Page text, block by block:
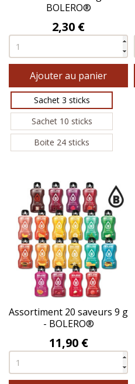
BOLERO®
Prix
2,30 €
Ajouter au panier
Sachet 3 sticks
Sachet 10 sticks
Boite 24 sticks
Assortiment 20 saveurs 9 g
- BOLERO®
Prix
11,90 €